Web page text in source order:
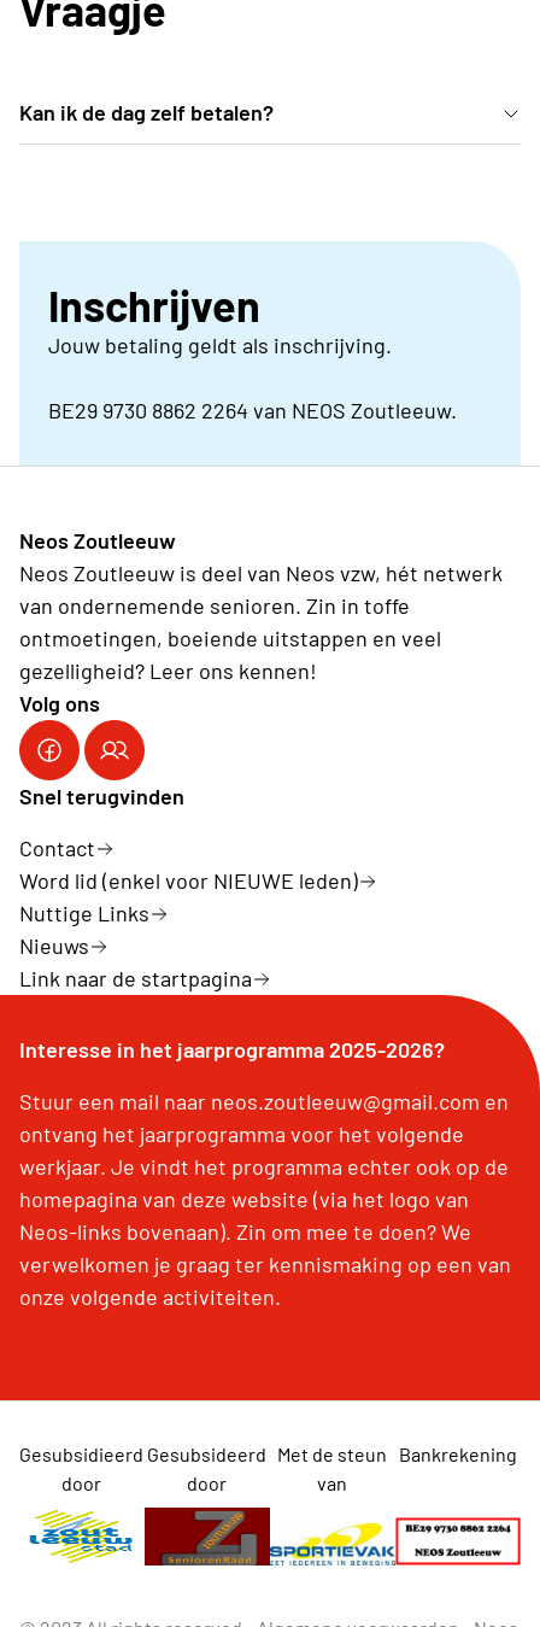
Kan ik de dag zelf betalen?
Inschrijven
Jouw betaling geldt als inschrijving.
BE29 9730 8862 2264 van NEOS Zoutleeuw.
Neos Zoutleeuw
Neos Zoutleeuw is deel van Neos vzw, hét netwerk
van ondernemende senioren. Zin in toffe
ontmoetingen, boeiende uitstappen en veel
gezelligheid? Leer ons kennen!
Volg ons
Snel terugvinden
Contact
Word lid (enkel voor NIEUWE leden)
Nuttige Links
Nieuws
Link naar de startpagina
Interesse in het jaarprogramma 2025-2026?
Stuur een mail naar neos.zoutleeuw@gmail.com en
ontvang het jaarprogramma voor het volgende
werkjaar. Je vindt het programma echter ook op de
homepagina van deze website (via het logo van
Neos-links bovenaan). Zin om mee te doen? We
verwelkomen je graag ter kennismaking op een van
onze volgende activiteiten.
Gesubsidieerd
door
Gesubsideerd
door
Met de steun
van
Bankrekening